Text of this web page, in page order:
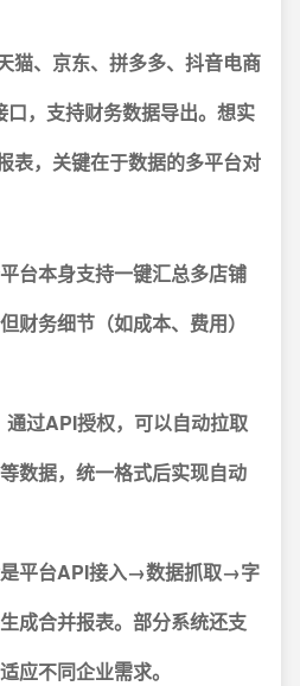
猫、京东、拼多多、抖音电商
，支持财务数据导出。想实
表，关键在于数据的多平台对
台本身支持一键汇总多店铺
财务细节（如成本、费用）
通过API授权，可以自动拉取
数据，统一格式后实现自动
平台API接入→数据抓取→字
成合并报表。部分系统还支
应不同企业需求。